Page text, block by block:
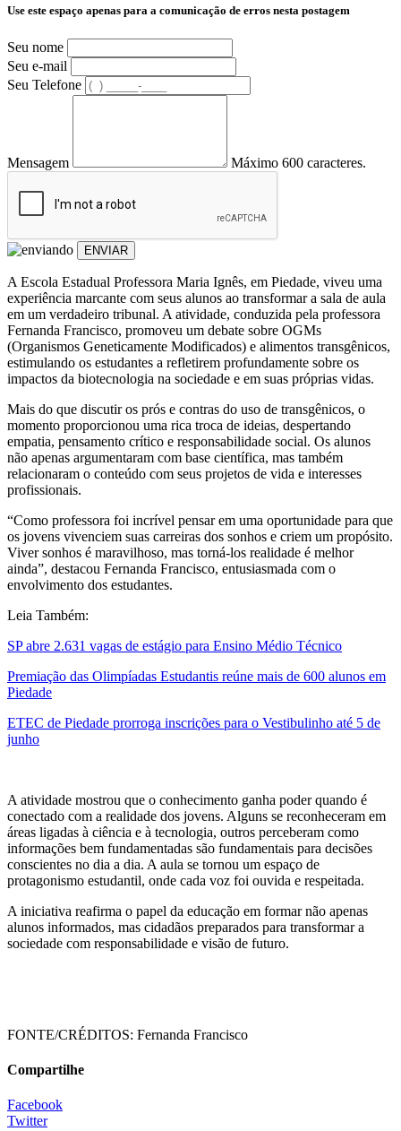
Use este espaço apenas para a comunicação de erros nesta postagem
Seu nome
Seu e-mail
Seu Telefone
Mensagem Máximo 600 caracteres.
ENVIAR
A Escola Estadual Professora Maria Ignês, em Piedade, viveu uma
experiência marcante com seus alunos ao transformar a sala de aula
em um verdadeiro tribunal. A atividade, conduzida pela professora
Fernanda Francisco, promoveu um debate sobre OGMs
(Organismos Geneticamente Modificados) e alimentos transgênicos,
estimulando os estudantes a refletirem profundamente sobre os
impactos da biotecnologia na sociedade e em suas próprias vidas.
Mais do que discutir os prós e contras do uso de transgênicos, o
momento proporcionou uma rica troca de ideias, despertando
empatia, pensamento crítico e responsabilidade social. Os alunos
não apenas argumentaram com base científica, mas também
relacionaram o conteúdo com seus projetos de vida e interesses
profissionais.
“Como professora foi incrível pensar em uma oportunidade para que
os jovens vivenciem suas carreiras dos sonhos e criem um propósito.
Viver sonhos é maravilhoso, mas torná-los realidade é melhor
ainda”, destacou Fernanda Francisco, entusiasmada com o
envolvimento dos estudantes.
Leia Também:
SP abre 2.631 vagas de estágio para Ensino Médio Técnico
Premiação das Olimpíadas Estudantis reúne mais de 600 alunos em
Piedade
ETEC de Piedade prorroga inscrições para o Vestibulinho até 5 de
junho
A atividade mostrou que o conhecimento ganha poder quando é
conectado com a realidade dos jovens. Alguns se reconheceram em
áreas ligadas à ciência e à tecnologia, outros perceberam como
informações bem fundamentadas são fundamentais para decisões
conscientes no dia a dia. A aula se tornou um espaço de
protagonismo estudantil, onde cada voz foi ouvida e respeitada.
A iniciativa reafirma o papel da educação em formar não apenas
alunos informados, mas cidadãos preparados para transformar a
sociedade com responsabilidade e visão de futuro.
FONTE/CRÉDITOS: Fernanda Francisco
Compartilhe
Facebook
Twitter